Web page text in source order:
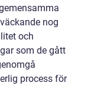
nog
och
som de gått
process för